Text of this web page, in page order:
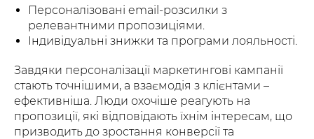
Персоналізовані email-розсилки з
релевантними пропозиціями.
Індивідуальні знижки та програми лояльності.
Завдяки персоналізації маркетингові кампанії
стають точнішими, а взаємодія з клієнтами –
ефективніша. Люди охочіше реагують на
пропозиції, які відповідають їхнім інтересам, що
призводить до зростання конверсії та